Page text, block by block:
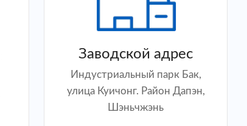
Заводской адрес
Индустриальный парк Бак,
улица Куичонг. Район Дапэн,
Шэньчжэнь